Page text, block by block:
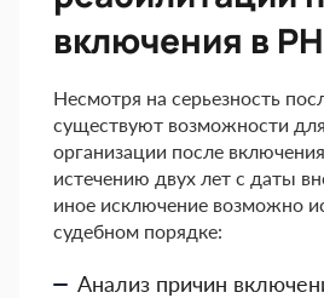
включения в
Несмотря на серьезность
существуют возможности
организации после
истечению двух лет с даты
иное исключение возможно
судебном порядке:
Анализ причин